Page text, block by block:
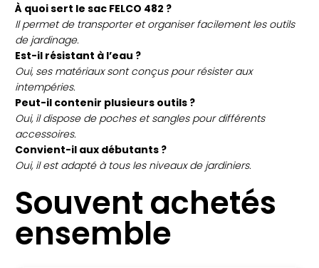
À quoi sert le sac FELCO 482 ?
Il permet de transporter et organiser facilement les outils
de jardinage.
Est-il résistant à l’eau ?
Oui, ses matériaux sont conçus pour résister aux
intempéries.
Peut-il contenir plusieurs outils ?
Oui, il dispose de poches et sangles pour différents
accessoires.
Convient-il aux débutants ?
Oui, il est adapté à tous les niveaux de jardiniers.
Souvent achetés
ensemble